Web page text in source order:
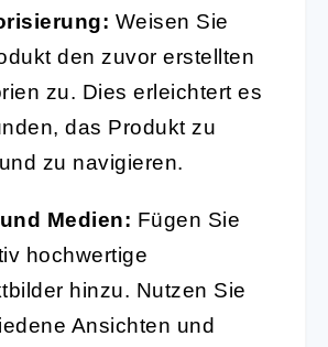
Weisen Sie
den zuvor erstellten
zu. Dies erleichtert es
das Produkt zu
zu navigieren.
Medien: Fügen Sie
hochwertige
hinzu. Nutzen Sie
Ansichten und